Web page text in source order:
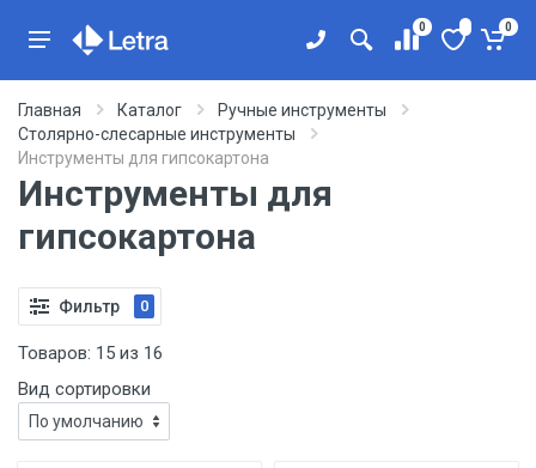
0 0
Главная Каталог
Ручные инструменты
Столярно-слесарные инструменты
Инструменты для гипсокартона
Инструменты для
гипсокартона
Фильтр 0
Товаров: 15 из 16
Вид сортировки